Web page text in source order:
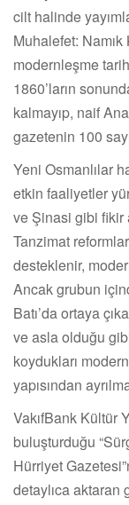
cilt halinde
Muhalefet:
modernleşme
1860’ların
kalmayıp, naif
gazetenin 100
Yeni Osmanlılar
etkin faaliyetler
ve Şinasi gibi fikir
Tanzimat
desteklenir,
Ancak grubun
Batı’da ortaya
ve asla olduğu
koydukları
yapısından
VakıfBank Kültür
buluşturduğu
Hürriyet
detaylıca aktaran